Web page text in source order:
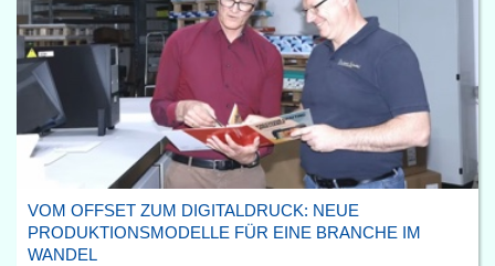
VOM OFFSET ZUM DIGITALDRUCK: NEUE
PRODUKTIONSMODELLE FÜR EINE BRANCHE IM
WANDEL